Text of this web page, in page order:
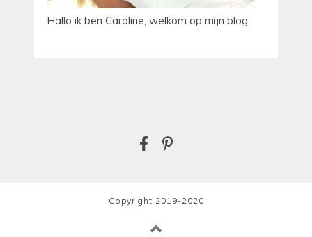
Hallo ik ben Caroline, welkom op mijn blog
Copyright 2019-2020